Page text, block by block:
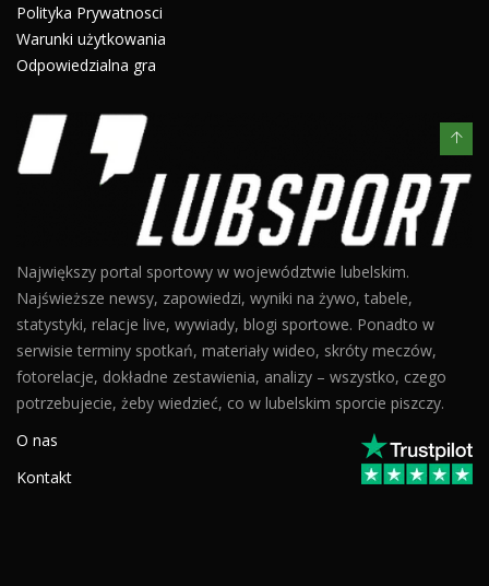
Polityka Prywatnosci
Warunki użytkowania
Odpowiedzialna gra
Największy portal sportowy w województwie lubelskim.
Najświeższe newsy, zapowiedzi, wyniki na żywo, tabele,
statystyki, relacje live, wywiady, blogi sportowe. Ponadto w
serwisie terminy spotkań, materiały wideo, skróty meczów,
fotorelacje, dokładne zestawienia, analizy – wszystko, czego
potrzebujecie, żeby wiedzieć, co w lubelskim sporcie piszczy.
O nas
Kontakt